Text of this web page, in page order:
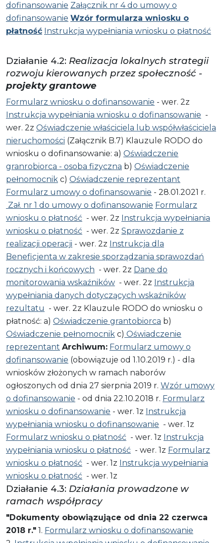
dofinansowanie Załącznik nr 4 do umowy o
dofinansowanie Wzór formularza wniosku o
płatność Instrukcja wypełniania wniosku o płatność
Działanie 4.2: Realizacja lokalnych strategii
rozwoju kierowanych przez społeczność -
projekty grantowe
Formularz wniosku o dofinansowanie - wer. 2z
Instrukcja wypełniania wniosku o dofinansowanie -
wer. 2z Oświadczenie właściciela lub współwłaściciela
nieruchomości (Załącznik B.7) Klauzule RODO do
wniosku o dofinansowanie: a) Oświadczenie
granrobiorca - osoba fizyczna b) Oświadczenie
pełnomocnik c) Oświadczenie reprezentant
Formularz umowy o dofinansowanie - 28.01.2021 r.
Zał. nr 1 do umowy o dofinansowanie Formularz
wniosku o płatność - wer. 2z Instrukcja wypełniania
wniosku o płatność - wer. 2z Sprawozdanie z
realizacji operacji - wer. 2z Instrukcja dla
Beneficjenta w zakresie sporządzania sprawozdań
rocznych i końcowych - wer. 2z Dane do
monitorowania wskaźników - wer. 2z Instrukcja
wypełniania danych dotyczących wskaźników
rezultatu - wer. 2z Klauzule RODO do wniosku o
płatność: a) Oświadczenie grantobiorca b)
Oświadczenie pełnomocnik c) Oświadczenie
reprezentant Archiwum: Formularz umowy o
dofinansowanie (obowiązuje od 1.10.2019 r.) - dla
wniosków złożonych w ramach naborów
ogłoszonych od dnia 27 sierpnia 2019 r. Wzór umowy
o dofinansowanie - od dnia 22.10.2018 r. Formularz
wniosku o dofinansowanie - wer. 1z Instrukcja
wypełniania wniosku o dofinansowanie - wer. 1z
Formularz wniosku o płatność - wer. 1z Instrukcja
wypełniania wniosku o płatność - wer. 1z Formularz
wniosku o płatność - wer. 1z Instrukcja wypełniania
wniosku o płatność - wer. 1z
Działanie 4.3: Działania prowadzone w
ramach współpracy
"Dokumenty obowiązujące od dnia 22 czerwca
2018 r." 1. Formularz wniosku o dofinansowanie